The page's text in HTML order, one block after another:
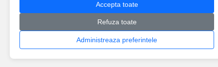
Accepta toate
Refuza toate
Administreaza preferintele